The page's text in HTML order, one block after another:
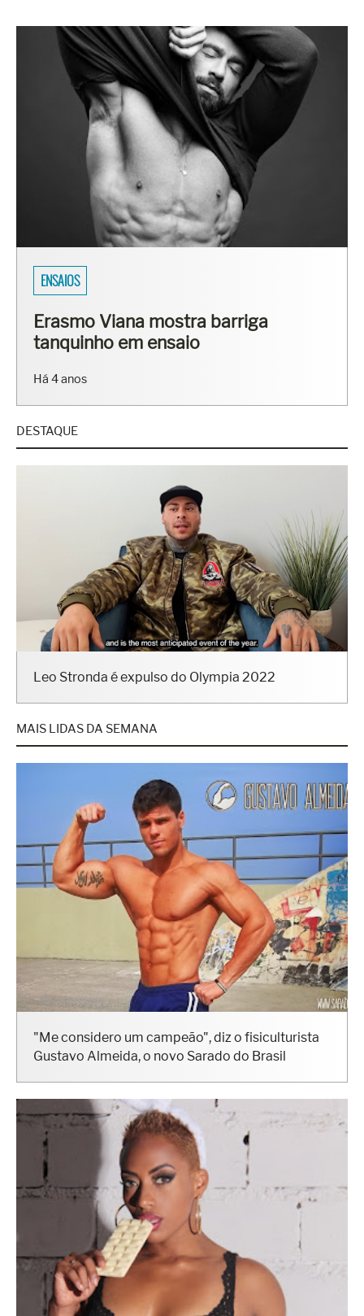
ENSAIOS
Erasmo Viana mostra barriga
tanquinho em ensaio
Há 4 anos
DESTAQUE
Leo Stronda é expulso do Olympia 2022
MAIS LIDAS DA SEMANA
"Me considero um campeão", diz o fisiculturista
Gustavo Almeida, o novo Sarado do Brasil